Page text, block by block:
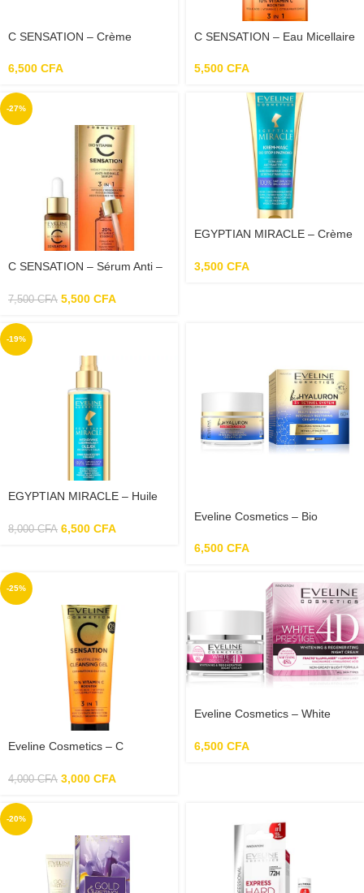
C SENSATION – Crème
Le Visage 50+ – 50 ml
6,500 CFA
C SENSATION – Eau Micellaire
5,500 CFA
-27%
C SENSATION – Sérum Anti –
7,500CFA 5,500 CFA
EGYPTIAN MIRACLE – Crème
ml
3,500 CFA
-19%
EGYPTIAN MIRACLE – Huile
buste et le corps 150ml
8,000CFA 6,500 CFA
Eveline Cosmetics – Bio
Nourrissante 60+ – 50ml
6,500 CFA
-25%
Eveline Cosmetics – C
Revitalisant 3en1 – 75ml
4,000CFA 3,000 CFA
Eveline Cosmetics – White
Intensive Blanchissante 50 ml
6,500 CFA
-20%